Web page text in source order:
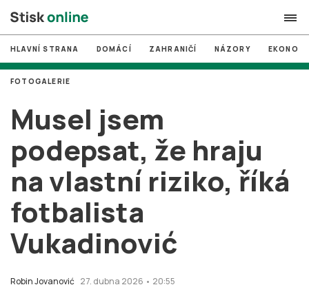
search
# MUNI
# Brno
# volby
login PŘIHLÁSIT SE
Zapomněli jste heslo?
HLAVNÍ STRANA DOMÁCÍ ZAHRANIČÍ NÁZORY
Musel jsem
podepsat, že hraju
na vlastní riziko, říká
fotbalista
Vukadinović
Robin Jovanović 27. dubna 2026 • 20:55
FOTOGALERIE